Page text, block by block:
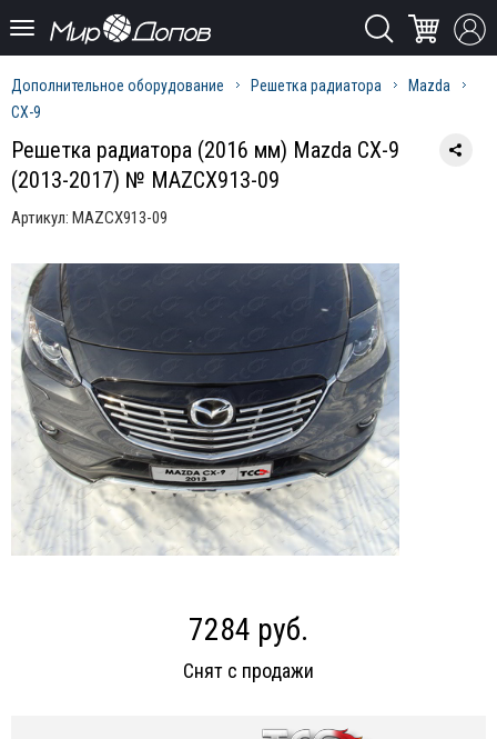
Дополнительное оборудование Решетка радиатора
Mazda
CX-9
Решетка радиатора (2016 мм) Mazda CX-9
(2013-2017) № MAZCX913-09
Артикул: MAZCX913-09
7284 руб.
Снят с продажи